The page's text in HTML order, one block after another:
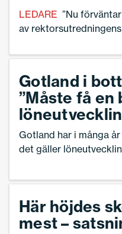
LEDARE ”Nu
av
Sveriges Skolledare.
Gotland i
”Måste få en
Gotland har i många
det gäller
Här höjdes
mest –